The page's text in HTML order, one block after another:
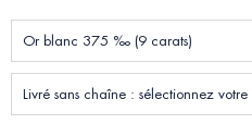
Or blanc 375 ‰ (9 carats)
Livré sans chaîne : sélectionnez